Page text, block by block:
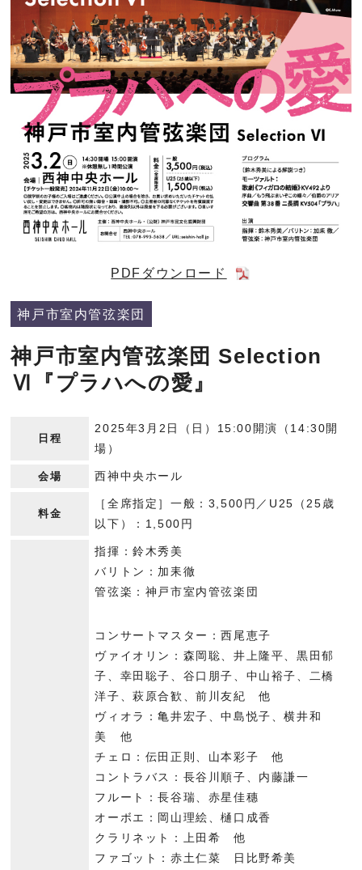
PDFダウンロード
神戸市室内管弦楽団
神戸市室内管弦楽団 Selection
Ⅵ『プラハへの愛』
日程
2025年3月2日（日）15:00開演（14:30開
場）
会場 西神中央ホール
料金
［全席指定］一般：3,500円／U25（25歳
以下）：1,500円
指揮：鈴木秀美
バリトン：加耒徹
管弦楽：神戸市室内管弦楽団
コンサートマスター：西尾恵子
ヴァイオリン：森岡聡、井上隆平、黒田郁
子、幸田聡子、谷口朋子、中山裕子、二橋
洋子、萩原合歓、前川友紀 他
ヴィオラ：亀井宏子、中島悦子、横井和
美 他
チェロ：伝田正則、山本彩子 他
コントラバス：長谷川順子、内藤謙一
フルート：長谷瑞、赤星佳穗
オーボエ：岡山理絵、樋口成香
クラリネット：上田希 他
ファゴット：赤土仁菜 日比野希美